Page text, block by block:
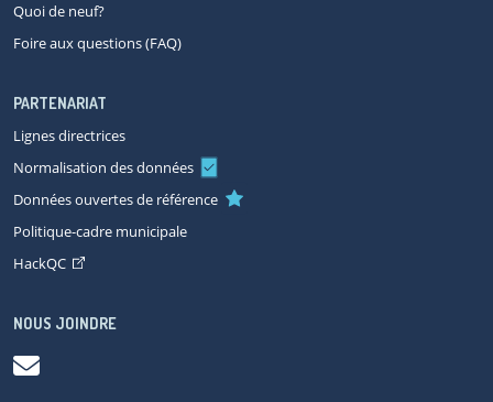
Quoi de neuf?
Foire aux questions (FAQ)
PARTENARIAT
Lignes directrices
Normalisation des données
Données ouvertes de référence
Politique-cadre municipale
HackQC
NOUS JOINDRE